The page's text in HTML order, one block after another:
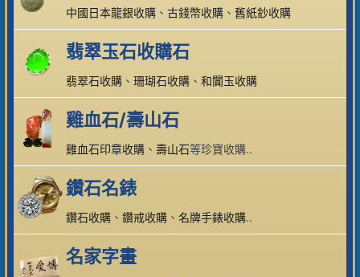
中國日本龍銀收購 、 古錢幣收購 、 舊紙鈔收購
翡翠玉石收購石
翡翠石收購 、 珊瑚石收購 、 和闐玉收購
雞血石/壽山石
雞血石印章收購 、 壽山石等珍寶收購..
鑽石名錶
鑽石收購 、 鑽戒收購 、 名牌手錶收購..
名家字畫